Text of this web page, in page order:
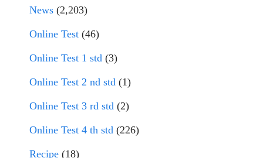
News (2,203)
Online Test (46)
Online Test 1 std (3)
Online Test 2 nd std (1)
Online Test 3 rd std (2)
Online Test 4 th std (226)
Recipe (18)